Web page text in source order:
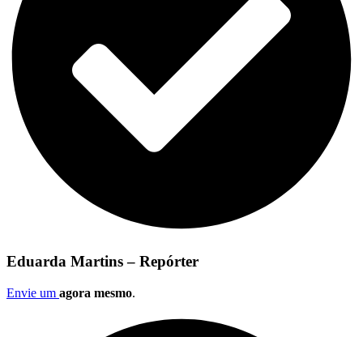
Eduarda Martins – Repórter
Envie um agora mesmo.